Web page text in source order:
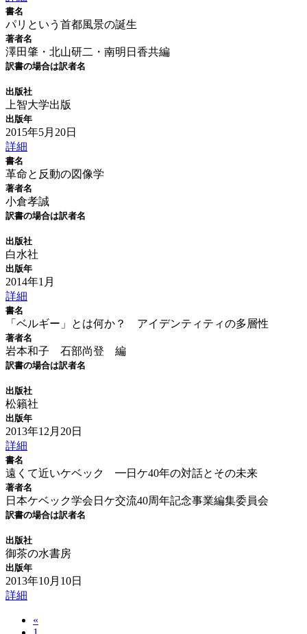
書名
パリという首都風景の誕生
著者名
澤田肇・北山研二・南明日香共編
訳書の場合は訳者名
出版社
上智大学出版
出版年
2015年5月20日
詳細
書名
革命と反動の図像学
著者名
小倉孝誠
訳書の場合は訳者名
出版社
白水社
出版年
2014年1月
詳細
書名
「ベルギー」とは何か？ アイデンティティの多層性
著者名
岩本和子 石部尚登 編
訳書の場合は訳者名
出版社
松籟社
出版年
2013年12月20日
詳細
書名
遠くて近いケベック ━日ケ40年の対話とその未来
著者名
日本ケベック学会日ケ交流40周年記念事業編集委員会
訳書の場合は訳者名
出版社
御茶の水書房
出版年
2013年10月10日
詳細
«